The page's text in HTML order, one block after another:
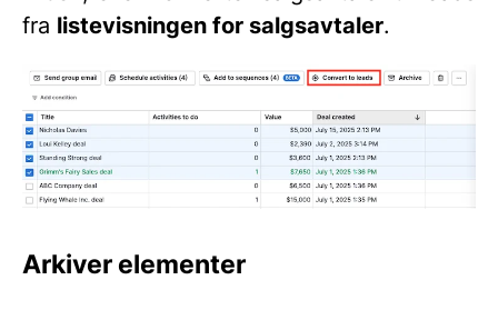
fra listevisningen for salgsavtaler.
Arkiver elementer